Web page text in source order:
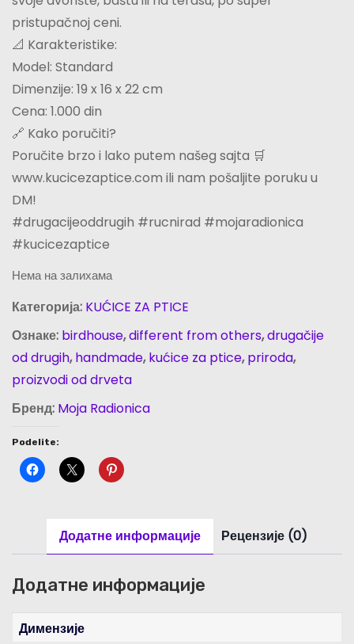
pristupačnoj ceni.
📐 Karakteristike:
Model: Standard
Dimenzije: 19 x 16 x 22 cm
Cena: 1.000 din
🔗 Kako poručiti?
Poručite brzo i lako putem našeg sajta 🛒
www.kucicezaptice.com ili nam pošaljite poruku u
DM!
#drugacijeoddrugih #rucnirad #mojaradionica
#kucicezaptice
Нема на залихама
Категорија: KUĆICE ZA PTICE
Ознаке: birdhouse,different from others,drugačije
od drugih,handmade,kućice za ptice,priroda,
proizvodi od drveta
Бренд: Moja Radionica
Podelite:
Додатне информације Рецензије (0)
Додатне информације
Димензије